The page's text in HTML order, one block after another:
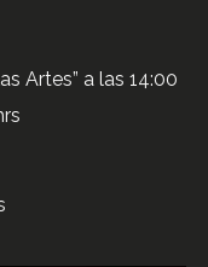
Artes” a las 14:00